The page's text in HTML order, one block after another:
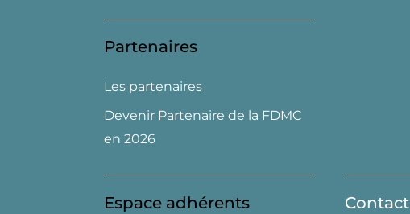
Partenaires
Les partenaires
Devenir Partenaire de la FDMC
en 2026
Espace adhérents Contact